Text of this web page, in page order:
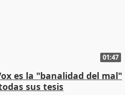
01:47
es la "banalidad del mal"
sus tesis